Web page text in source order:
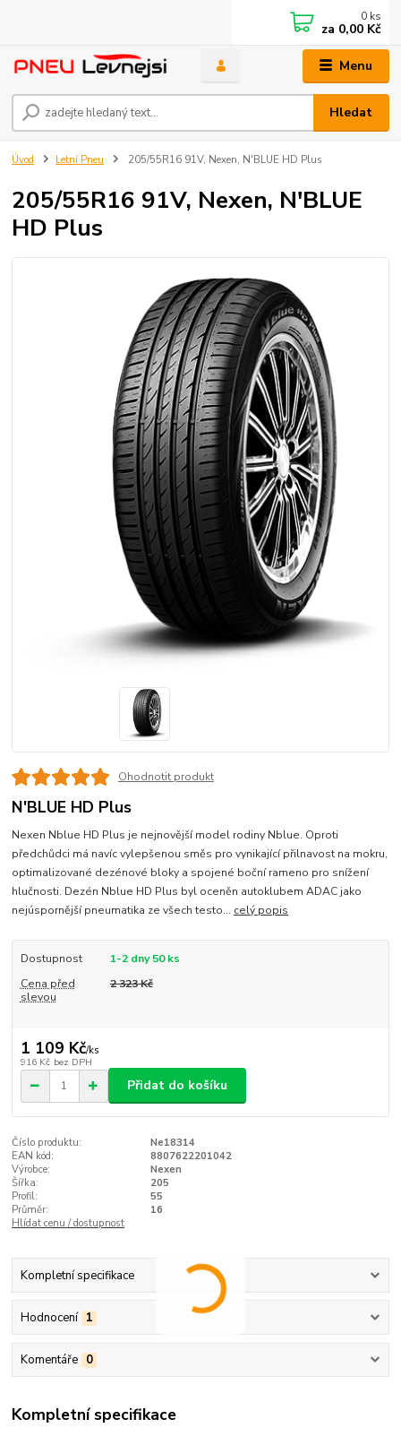
Menu
Hledat
0 ks
za 0,00 Kč
Úvod Letní Pneu 205/55R16 91V, Nexen, N'BLUE HD Plus
205/55R16 91V, Nexen, N'BLUE
HD Plus
Ohodnotit produkt
N'BLUE HD Plus
Nexen Nblue HD Plus je nejnovější model rodiny Nblue. Oproti
předchůdci má navíc vylepšenou směs pro vynikající přilnavost na mokru,
optimalizované dezénové bloky a spojené boční rameno pro snížení
hlučnosti. Dezén Nblue HD Plus byl oceněn autoklubem ADAC jako
nejúspornější pneumatika ze všech testo... celý popis
Dostupnost
1-2 dny 50 ks
Cena před
slevou
2 323 Kč
1 109 Kč/ks
916 Kč bez DPH
Přidat do košíku
Číslo produktu:
Ne18314
EAN kód:
8807622201042
Výrobce:
Nexen
Šířka:
205
Profil:
55
Průměr:
16
Hlídat cenu / dostupnost
Kompletní specifikace
Hodnocení 1
Komentáře 0
Kompletní specifikace